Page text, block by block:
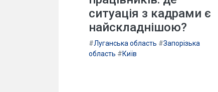
ситуація з кадрами є
найскладнішою?
#Луганська область #Запорізька
область #Київ